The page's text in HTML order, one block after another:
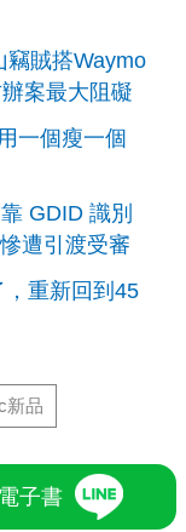
竊賊搭Waymo
案最大阻礙
一個瘦一個
GDID 識別
遭引渡受審
重新回到45
新品
子書